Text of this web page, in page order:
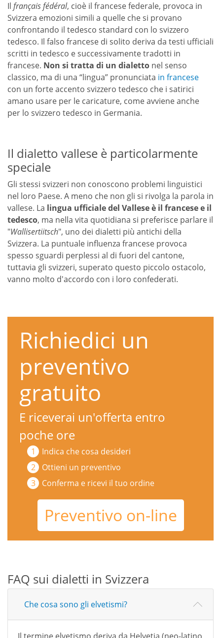
Il français fédéral, cioè il francese federale, provoca in
Svizzera emozioni simili a quelle che si provano
confrontando il tedesco standard con lo svizzero
tedesco. Il falso francese di solito deriva da testi ufficiali
scritti in tedesco e successivamente tradotti in
francese. Non si tratta di un dialetto nel senso
classico, ma di una “lingua” pronunciata in francese
con un forte accento svizzero tedesco che i satirici
amano usare per le caricature, come avviene anche
per lo svizzero tedesco in Germania.
Il dialetto vallese è particolarmente
speciale
Gli stessi svizzeri non conoscono problemi linguistici
nel loro Paese. A meno che non gli si rivolga la parola in
vallese. La lingua ufficiale del Vallese è il francese e il
tedesco, ma nella vita quotidiana si preferisce parlare il
"Wallisertiitsch", uno dei dialetti più antichi della
Svizzera. La puntuale influenza francese provoca
spesso sguardi perplessi al di fuori del cantone,
tuttavia gli svizzeri, superato questo piccolo ostacolo,
vanno molto d'accordo con i loro confederati.
Richiedici un
preventivo
gratuito
E riceverai un'offerta entro
poche ore
Indica che cosa desideri
Ottieni un preventivo
Conferma e ricevi il tuo ordine
Preventivo on-line
FAQ sui dialetti in Svizzera
Che cosa sono gli elvetismi?